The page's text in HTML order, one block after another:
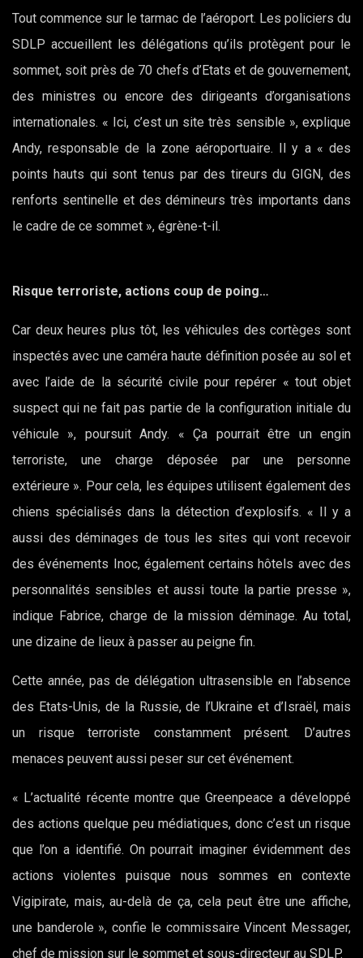
Tout commence sur le tarmac de l’aéroport. Les policiers du
SDLP accueillent les délégations qu’ils protègent pour le
sommet, soit près de 70 chefs d’Etats et de gouvernement,
des ministres ou encore des dirigeants d’organisations
internationales. « Ici, c’est un site très sensible », explique
Andy, responsable de la zone aéroportuaire. Il y a « des
points hauts qui sont tenus par des tireurs du GIGN, des
renforts sentinelle et des démineurs très importants dans
le cadre de ce sommet », égrène-t-il.
Risque terroriste, actions coup de poing…
Car deux heures plus tôt, les véhicules des cortèges sont
inspectés avec une caméra haute définition posée au sol et
avec l’aide de la sécurité civile pour repérer « tout objet
suspect qui ne fait pas partie de la configuration initiale du
véhicule », poursuit Andy. « Ça pourrait être un engin
terroriste, une charge déposée par une personne
extérieure ». Pour cela, les équipes utilisent également des
chiens spécialisés dans la détection d’explosifs. « Il y a
aussi des déminages de tous les sites qui vont recevoir
des événements Inoc, également certains hôtels avec des
personnalités sensibles et aussi toute la partie presse »,
indique Fabrice, charge de la mission déminage. Au total,
une dizaine de lieux à passer au peigne fin.
Cette année, pas de délégation ultrasensible en l’absence
des Etats-Unis, de la Russie, de l’Ukraine et d’Israël, mais
un risque terroriste constamment présent. D’autres
menaces peuvent aussi peser sur cet événement.
« L’actualité récente montre que Greenpeace a développé
des actions quelque peu médiatiques, donc c’est un risque
que l’on a identifié. On pourrait imaginer évidemment des
actions violentes puisque nous sommes en contexte
Vigipirate, mais, au-delà de ça, cela peut être une affiche,
une banderole », confie le commissaire Vincent Messager,
chef de mission sur le sommet et sous-directeur au SDLP.